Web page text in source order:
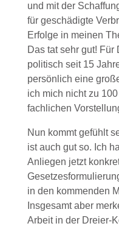
und mit der
für geschädigte
Erfolge in meinen
Das tat sehr gut!
politisch seit 15
persönlich eine
ich mich nicht zu
fachlichen
Nun kommt gefühlt
ist auch gut so. Ich
Anliegen jetzt
in den kommenden
Insgesamt aber
Arbeit in der Dreier-